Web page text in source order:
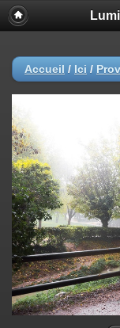
Accueil / Ici /